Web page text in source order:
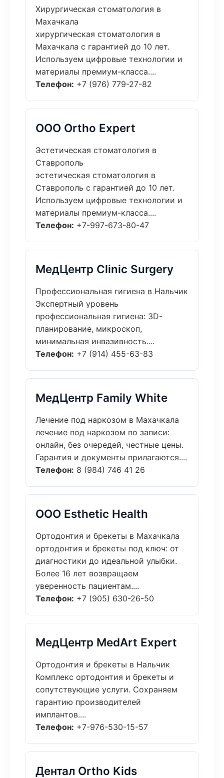
Хирургическая стоматология в
Махачкала
хирургическая стоматология в
Махачкала с гарантией до 10 лет.
Используем цифровые технологии и
материалы премиум-класса....
Телефон: +7 (976) 779-27-82
ООО Ortho Expert
Эстетическая стоматология в
Ставрополь
эстетическая стоматология в
Ставрополь с гарантией до 10 лет.
Используем цифровые технологии и
материалы премиум-класса....
Телефон: +7-997-673-80-47
МедЦентр Clinic Surgery
Профессиональная гигиена в Нальчик
Экспертный уровень
профессиональная гигиена: 3D-
планирование, микроскоп,
минимальная инвазивность....
Телефон: +7 (914) 455-63-83
МедЦентр Family White
Лечение под наркозом в Махачкала
лечение под наркозом по записи:
онлайн, без очередей, честные цены.
Гарантия и документы прилагаются....
Телефон: 8 (984) 746 41 26
ООО Esthetic Health
Ортодонтия и брекеты в Махачкала
ортодонтия и брекеты под ключ: от
диагностики до идеальной улыбки.
Более 16 лет возвращаем
уверенность пациентам....
Телефон: +7 (905) 630-26-50
МедЦентр MedArt Expert
Ортодонтия и брекеты в Нальчик
Комплекс ортодонтия и брекеты и
сопутствующие услуги. Сохраняем
гарантию производителей
имплантов....
Телефон: +7-976-530-15-57
Дентал Ortho Kids